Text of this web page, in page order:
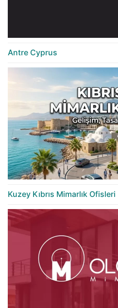
Antre Cyprus
Kuzey Kıbrıs Mimarlık Ofisleri